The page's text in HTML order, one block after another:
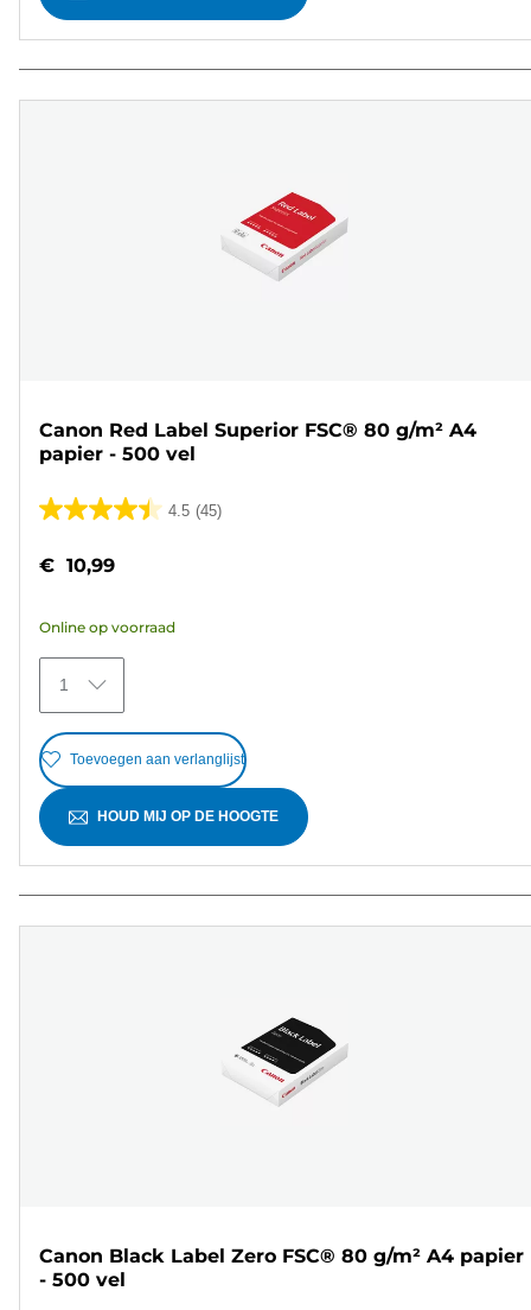
Canon Red Label Superior FSC® 80 g/m² A4
papier - 500 vel
4.5 (45)
4.5
de
sterren.
45
beoordelingen
€ 10,99
Online op voorraad
1
Toevoegen aan verlanglijst
HOUD MIJ OP DE HOOGTE
Canon Black Label Zero FSC® 80 g/m² A4 papier
- 500 vel